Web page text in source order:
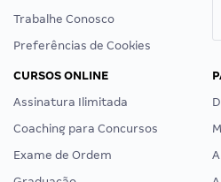
Trabalhe Conosco
Preferências de Cookies
CURSOS ONLINE
Assinatura Ilimitada
Coaching para Concursos
Exame de Ordem